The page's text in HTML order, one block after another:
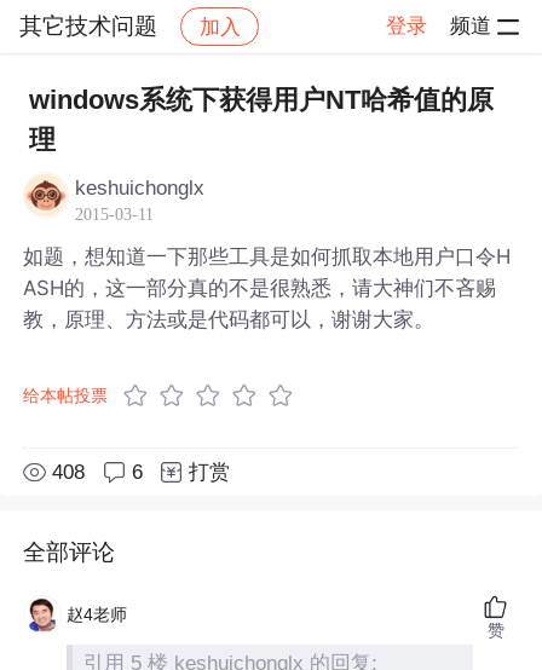
其它技术问题 加入 登录 频道
社区 其它技术问题 帖子详情
windows系统下获得用户NT哈希值的原
理
keshuichonglx
2015-03-11
如题，想知道一下那些工具是如何抓取本地用户口令H
ASH的，这一部分真的不是很熟悉，请大神们不吝赐
教，原理、方法或是代码都可以，谢谢大家。
给本帖投票
408 6 打赏
全部评论
赵4老师
引用 5 楼 keshuichonglx 的回复:
赞